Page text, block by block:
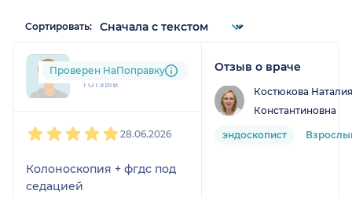
Сортировать:
+7xxxxxxxx59
1 отзыв
Проверен НаПоправку
28.06.2026
Колоноскопия + фгдс под
седацией
Отзыв о враче
Костюкова Наталия
Константиновна
эндоскопист